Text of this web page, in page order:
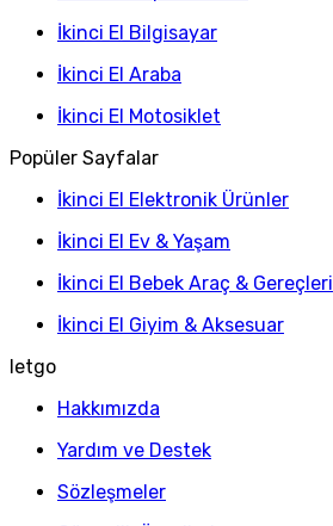
İkinci El Bilgisayar
İkinci El Araba
İkinci El Motosiklet
Popüler Sayfalar
İkinci El Elektronik Ürünler
İkinci El Ev & Yaşam
İkinci El Bebek Araç & Gereçleri
İkinci El Giyim & Aksesuar
letgo
Hakkımızda
Yardım ve Destek
Sözleşmeler